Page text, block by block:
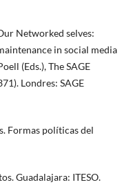
Networked selves:
in social media
(Eds.), The SAGE
Londres: SAGE
Formas políticas del
Guadalajara: ITESO.